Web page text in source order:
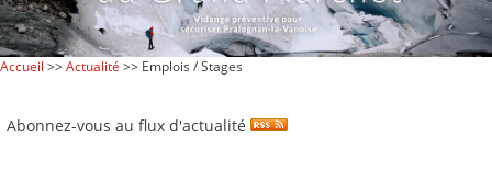
Accueil >>Actualité >> Emplois / Stages
Abonnez-vous au flux d'actualité